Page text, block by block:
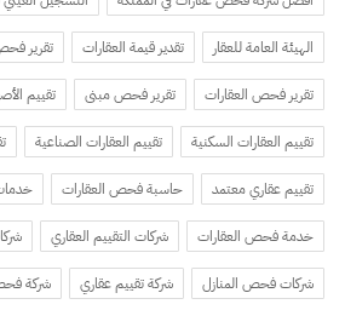
الهيئة العامة للعقار تقدير قيمة العقارات تقرير
تقرير فحص العقارات تقرير فحص مبنى تقييم
تقييم العقارات السكنية تقييم العقارات الصناعية
تقييم عقاري معتمد حاسبة فحص العقارات
خدمة فحص العقارات شركات التقييم العقاري
شركات فحص المنازل شركة تقييم عقاري شركة